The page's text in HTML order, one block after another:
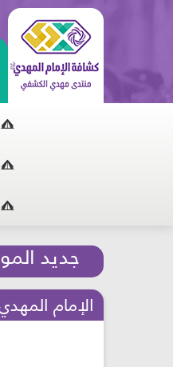
جديد
الإمام